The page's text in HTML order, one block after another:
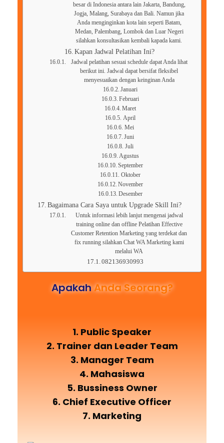
besar di Indonesia antara lain Jakarta, Bandung,
Jogja, Malang, Surabaya dan Bali. Namun jika
Anda menginginkan kota lain seperti Batam,
Medan, Palembang, Lombok dan Luar Negeri
silahkan konsultasikan kembali kapada kami.
Kapan Jadwal Pelatihan Ini?
Jadwal pelatihan sesuai schedule dapat Anda lihat
berikut ini. Jadwal dapat bersifat fleksibel
menyesuaikan dengan keinginan Anda
Januari
Februari
Maret
April
Mei
Juni
Juli
Agustus
September
Oktober
November
Desember
Bagaimana Cara Saya untuk Upgrade Skill Ini?
Untuk informasi lebih lanjut mengenai jadwal
training online dan offline Pelatihan Effective
Customer Retention Marketing yang terdekat dan
fix running silahkan Chat WA Marketing kami
melalui WA
082136930993
ApakahAnda Seorang?
1. Public Speaker
2. Trainer dan Leader Team
3. Manager Team
4. Mahasiswa
5. Bussiness Owner
6. Chief Executive Officer
7. Marketing